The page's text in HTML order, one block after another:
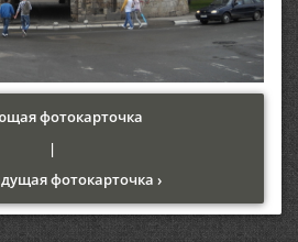
фотокарточка
|
фотокарточка ›